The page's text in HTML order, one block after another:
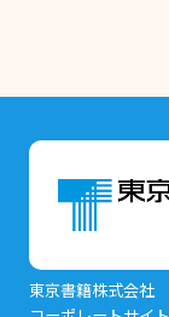
東京書籍株式会社